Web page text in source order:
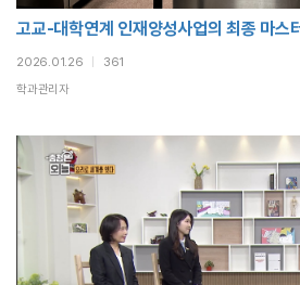
고교-대학연계 인재양성사업의 최종 마스
2026.01.26
361
학과관리자